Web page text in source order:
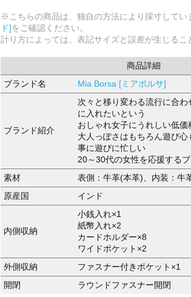
※こちらの商品は、独自の方法により採寸してい
ド]をご確認ください。
計り方によっては、表記サイズと誤差が生じるこ
商品詳細
ブランド名
Mia Borsa [ミアボルサ]
ブランド紹介
次々と移り変わる流行に合
に入れたいという
おしゃれ女子にうれしい低価
大人っぽさはもちろん遊び
事に遊びに忙しい
20～30代の女性を応援するブ
素材
表側：牛革(本革)、内装：牛
原産国
インド
内側収納
小銭入れ×1
紙幣入れ×2
カードホルダー×8
ワイドポケット×2
外側収納
ファスナー付きポケット×1
開閉
ラウンドファスナー開閉